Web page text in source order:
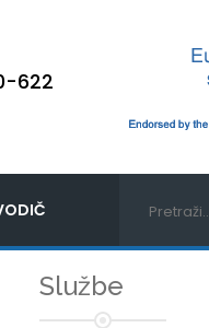
622
Službe